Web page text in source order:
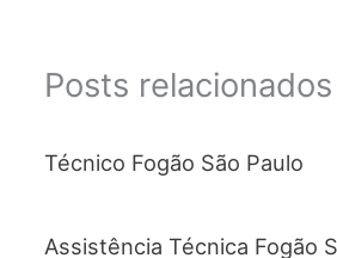
Posts relacionados
Técnico Fogão São Paulo
Assistência Técnica Fogão